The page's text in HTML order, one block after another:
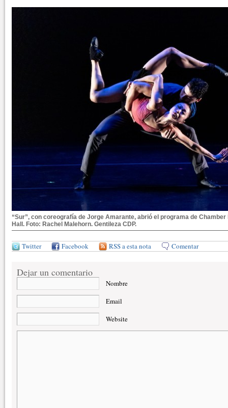
“Sur”, con coreografía de Jorge Amarante, abrió el programa de
Hall. Foto: Rachel Malehorn. Gentileza CDP.
Twitter Facebook RSS a esta nota Comentar
Dejar un comentario
Nombre
Email
Website